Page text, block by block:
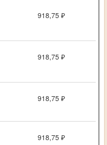
918,75 ₽
918,75 ₽
918,75 ₽
918,75 ₽